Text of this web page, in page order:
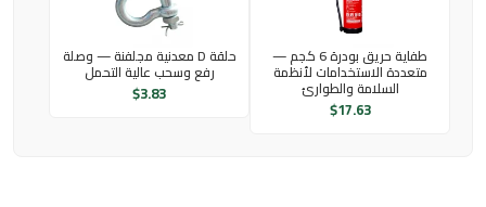
طفاية حريق بودرة 6 كجم —
متعددة الاستخدامات لأنظمة
السلامة والطوارئ
$17.63
حلقة D معدنية مجلفنة — وصلة
رفع وسحب عالية التحمل
$3.83